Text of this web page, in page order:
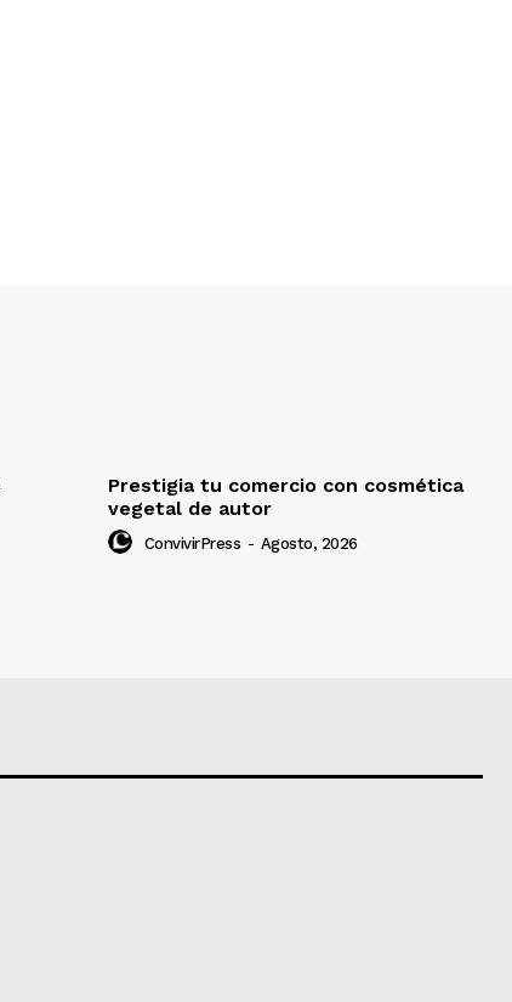
Prestigia tu comercio con cosmética
vegetal de autor
ConvivirPress - Agosto, 2026